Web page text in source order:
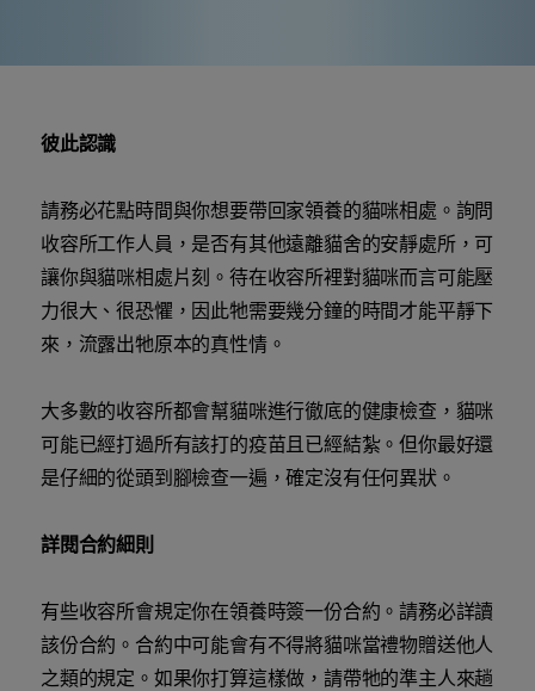
彼此認識
請務必花點時間與你想要帶回家領養的貓咪相處。詢問
收容所工作人員，是否有其他遠離貓舍的安靜處所，可
讓你與貓咪相處片刻。待在收容所裡對貓咪而言可能壓
力很大、很恐懼，因此牠需要幾分鐘的時間才能平靜下
來，流露出牠原本的真性情。
大多數的收容所都會幫貓咪進行徹底的健康檢查，貓咪
可能已經打過所有該打的疫苗且已經結紮。但你最好還
是仔細的從頭到腳檢查一遍，確定沒有任何異狀。
詳閱合約細則
有些收容所會規定你在領養時簽一份合約。請務必詳讀
該份合約。合約中可能會有不得將貓咪當禮物贈送他人
之類的規定。如果你打算這樣做，請帶牠的準主人來趟